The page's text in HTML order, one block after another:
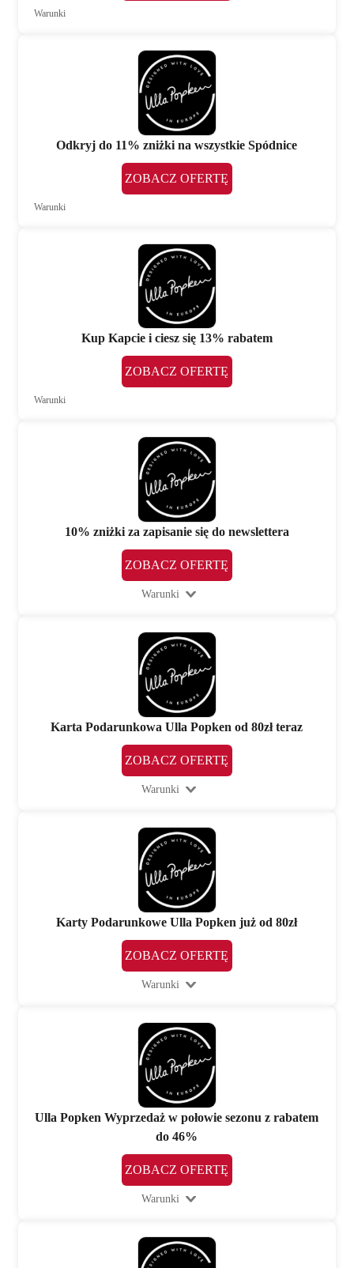
Warunki
Odkryj do 11% zniżki na wszystkie Spódnice
ZOBACZ OFERTĘ
Warunki
Kup Kapcie i ciesz się 13% rabatem
ZOBACZ OFERTĘ
Warunki
10% zniżki za zapisanie się do newslettera
ZOBACZ OFERTĘ
Warunki
Karta Podarunkowa Ulla Popken od 80zł teraz
ZOBACZ OFERTĘ
Warunki
Karty Podarunkowe Ulla Popken już od 80zł
ZOBACZ OFERTĘ
Warunki
Ulla Popken Wyprzedaż w połowie sezonu z rabatem
do 46%
ZOBACZ OFERTĘ
Warunki